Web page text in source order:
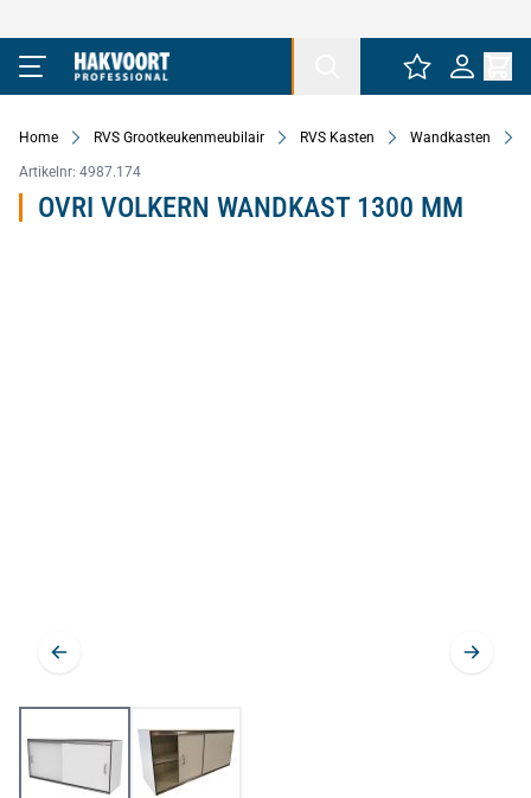
Ga naar de inhoud
Home RVS Grootkeukenmeubilair RVS Kasten Wandkasten
Artikelnr: 4987.174
OVRI VOLKERN WANDKAST 1300 MM